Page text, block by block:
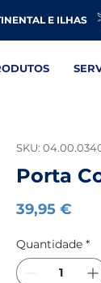
E ILHAS
SKU:
Porta
39,95 €
Quantidade *